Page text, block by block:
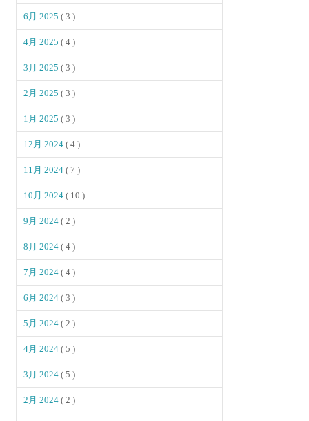
6月 2025( 3 )
4月 2025( 4 )
3月 2025( 3 )
2月 2025( 3 )
1月 2025( 3 )
12月 2024( 4 )
11月 2024( 7 )
10月 2024( 10 )
9月 2024( 2 )
8月 2024( 4 )
7月 2024( 4 )
6月 2024( 3 )
5月 2024( 2 )
4月 2024( 5 )
3月 2024( 5 )
2月 2024( 2 )